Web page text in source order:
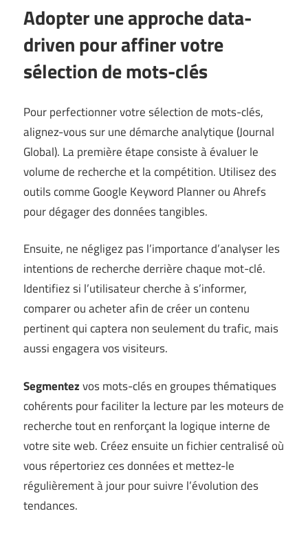
Adopter une approche data-
driven pour affiner votre
sélection de mots-clés
Pour perfectionner votre sélection de mots-clés,
alignez-vous sur une démarche analytique (Journal
Global). La première étape consiste à évaluer le
volume de recherche et la compétition. Utilisez des
outils comme Google Keyword Planner ou Ahrefs
pour dégager des données tangibles.
Ensuite, ne négligez pas l’importance d’analyser les
intentions de recherche derrière chaque mot-clé.
Identifiez si l’utilisateur cherche à s’informer,
comparer ou acheter afin de créer un contenu
pertinent qui captera non seulement du trafic, mais
aussi engagera vos visiteurs.
Segmentezvos mots-clés en groupes thématiques
cohérents pour faciliter la lecture par les moteurs de
recherche tout en renforçant la logique interne de
votre site web. Créez ensuite un fichier centralisé où
vous répertoriez ces données et mettez-le
régulièrement à jour pour suivre l’évolution des
tendances.